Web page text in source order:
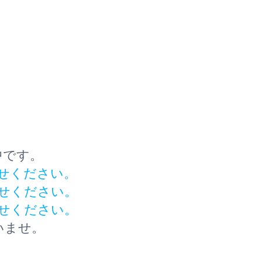
す。
ださい。
ください。
ください。
せ。